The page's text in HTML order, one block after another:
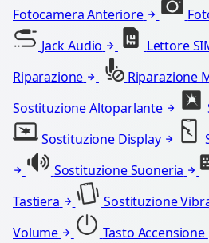
Fotocamera Anteriore
Jack Audio
Lettore
Riparazione
Riparazione
Sostituzione Altoparlante
Sostituzione Display
Sostituzione Suoneria
Tastiera
Sostituzione
Volume
Tasto Accensione